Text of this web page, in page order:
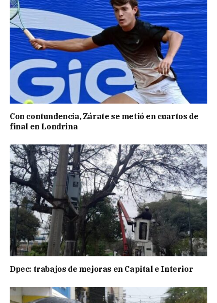
Con contundencia, Zárate se metió en cuartos de
final en Londrina
Dpec: trabajos de mejoras en Capital e Interior